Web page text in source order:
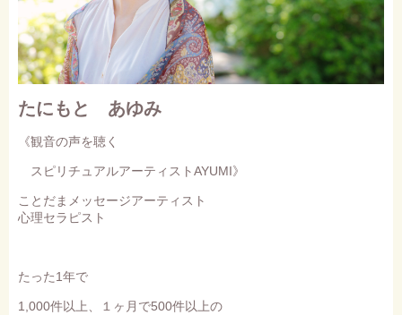
たにもと あゆみ
《観音の声を聴く
スピリチュアルアーティストAYUMI》
ことだまメッセージアーティスト
心理セラピスト
たった1年で
1,000件以上、１ヶ月で500件以上の